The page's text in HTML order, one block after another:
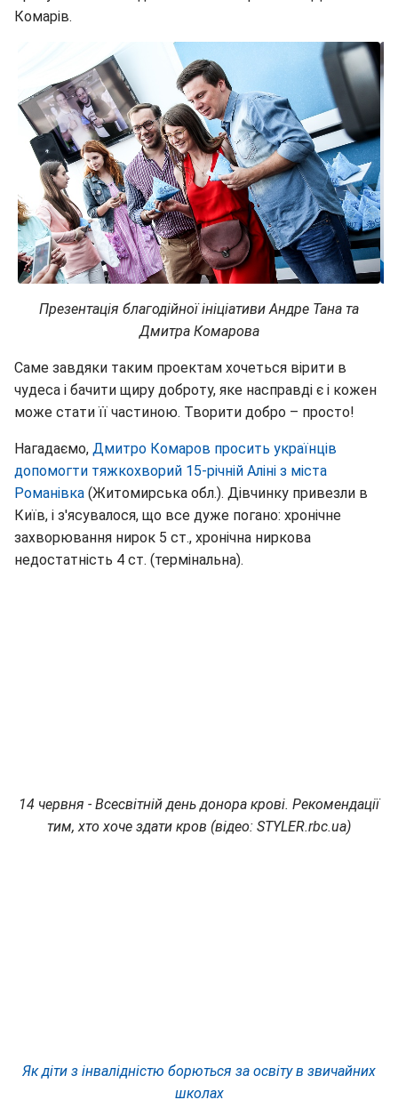
Комарів.
Презентація благодійної ініціативи Андре Тана та
Дмитра Комарова
Саме завдяки таким проектам хочеться вірити в
чудеса і бачити щиру доброту, яке насправді є і кожен
може стати її частиною. Творити добро – просто!
Нагадаємо, Дмитро Комаров просить українців
допомогти тяжкохворий 15-річній Аліні з міста
Романівка (Житомирська обл.). Дівчинку привезли в
Київ, і з'ясувалося, що все дуже погано: хронічне
захворювання нирок 5 ст., хронічна ниркова
недостатність 4 ст. (термінальна).
14 червня - Всесвітній день донора крові. Рекомендації
тим, хто хоче здати кров (відео: STYLER.rbc.ua)
Як діти з інвалідністю борються за освіту в звичайних
школах